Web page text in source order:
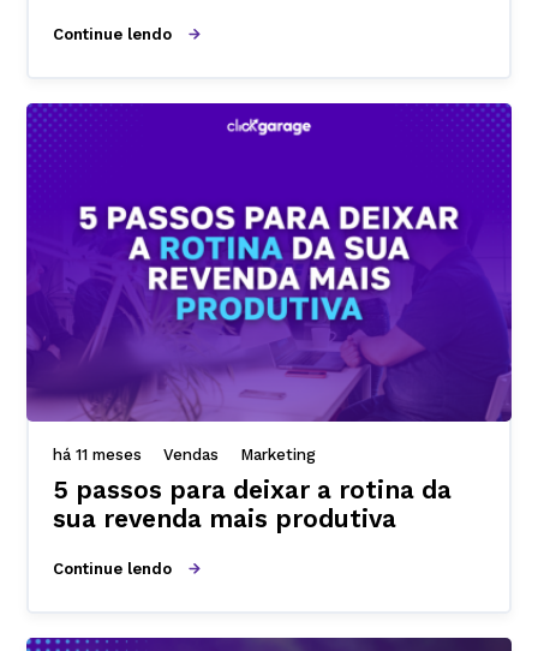
Continue lendo
há 11 meses Vendas Marketing
5 passos para deixar a rotina da
sua revenda mais produtiva
Continue lendo